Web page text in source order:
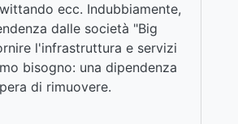
ecc. Indubbiamente,
dalle società "Big
l'infrastruttura e servizi
bisogno: una dipendenza
di rimuovere.